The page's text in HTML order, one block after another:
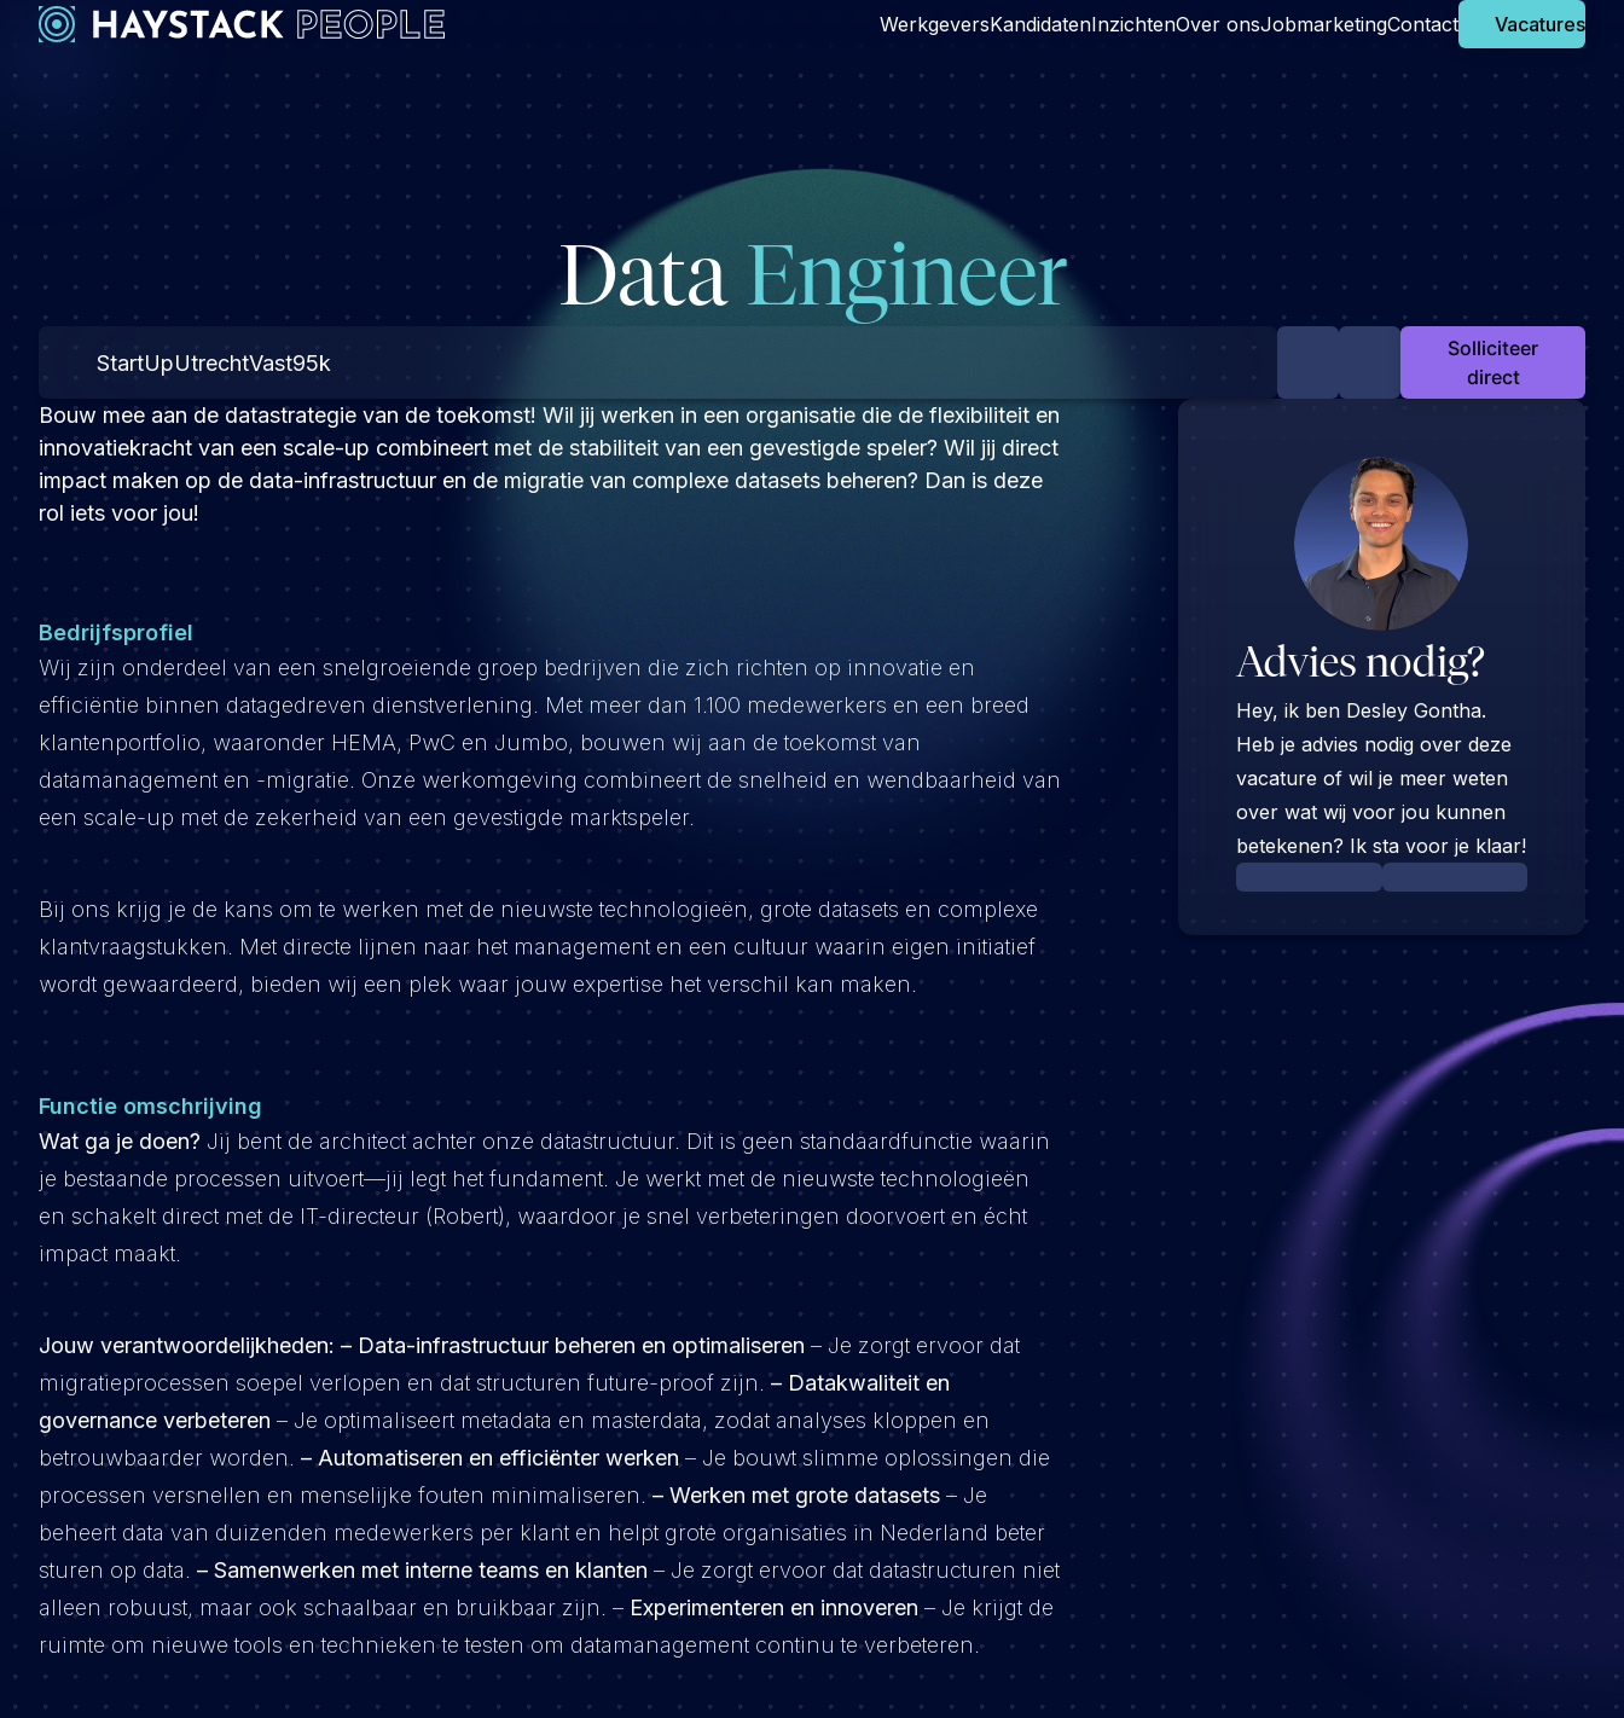
WerkgeversKandidatenInzichtenOver onsJobmarketingContact Vacatures
DataEngineer
StartUpUtrechtVast95k
Solliciteer
direct
Bouw mee aan de datastrategie van de toekomst! Wil jij werken in een organisatie die de flexibiliteit en
innovatiekracht van een scale-up combineert met de stabiliteit van een gevestigde speler? Wil jij direct
impact maken op de data-infrastructuur en de migratie van complexe datasets beheren? Dan is deze
rol iets voor jou!
Bedrijfsprofiel
Wij zijn onderdeel van een snelgroeiende groep bedrijven die zich richten op innovatie en
efficiëntie binnen datagedreven dienstverlening. Met meer dan 1.100 medewerkers en een breed
klantenportfolio, waaronder HEMA, PwC en Jumbo, bouwen wij aan de toekomst van
datamanagement en -migratie. Onze werkomgeving combineert de snelheid en wendbaarheid van
een scale-up met de zekerheid van een gevestigde marktspeler.
Bij ons krijg je de kans om te werken met de nieuwste technologieën, grote datasets en complexe
klantvraagstukken. Met directe lijnen naar het management en een cultuur waarin eigen initiatief
wordt gewaardeerd, bieden wij een plek waar jouw expertise het verschil kan maken.
Functie omschrijving
Wat ga je doen? Jij bent de architect achter onze datastructuur. Dit is geen standaardfunctie waarin
je bestaande processen uitvoert—jij legt het fundament. Je werkt met de nieuwste technologieën
en schakelt direct met de IT-directeur (Robert), waardoor je snel verbeteringen doorvoert en écht
impact maakt.
Jouw verantwoordelijkheden: – Data-infrastructuur beheren en optimaliseren – Je zorgt ervoor dat
migratieprocessen soepel verlopen en dat structuren future-proof zijn. – Datakwaliteit en
governance verbeteren – Je optimaliseert metadata en masterdata, zodat analyses kloppen en
betrouwbaarder worden. – Automatiseren en efficiënter werken– Je bouwt slimme oplossingen die
processen versnellen en menselijke fouten minimaliseren. – Werken met grote datasets – Je
beheert data van duizenden medewerkers per klant en helpt grote organisaties in Nederland beter
sturen op data. – Samenwerken met interne teams en klanten – Je zorgt ervoor dat datastructuren niet
alleen robuust, maar ook schaalbaar en bruikbaar zijn. – Experimenteren en innoveren – Je krijgt de
ruimte om nieuwe tools en technieken te testen om datamanagement continu te verbeteren.
Advies nodig?
Hey, ik ben Desley Gontha.
Heb je advies nodig over deze
vacature of wil je meer weten
over wat wij voor jou kunnen
betekenen? Ik sta voor je klaar!